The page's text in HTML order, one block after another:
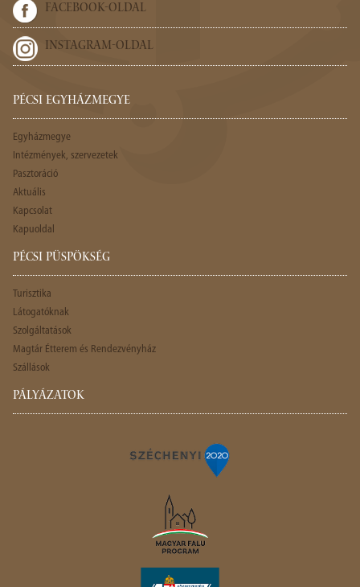
FACEBOOK-OLDAL
INSTAGRAM-OLDAL
PÉCSI EGYHÁZMEGYE
Egyházmegye
Intézmények, szervezetek
Pasztoráció
Aktuális
Kapcsolat
Kapuoldal
PÉCSI PÜSPÖKSÉG
Turisztika
Látogatóknak
Szolgáltatások
Magtár Étterem és Rendezvényház
Szállások
PÁLYÁZATOK